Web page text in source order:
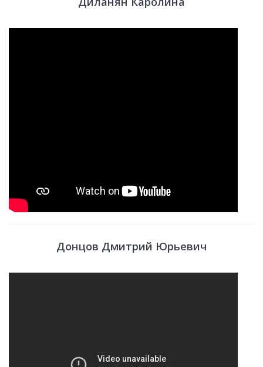
Донцов Дмитрий Юрьевич